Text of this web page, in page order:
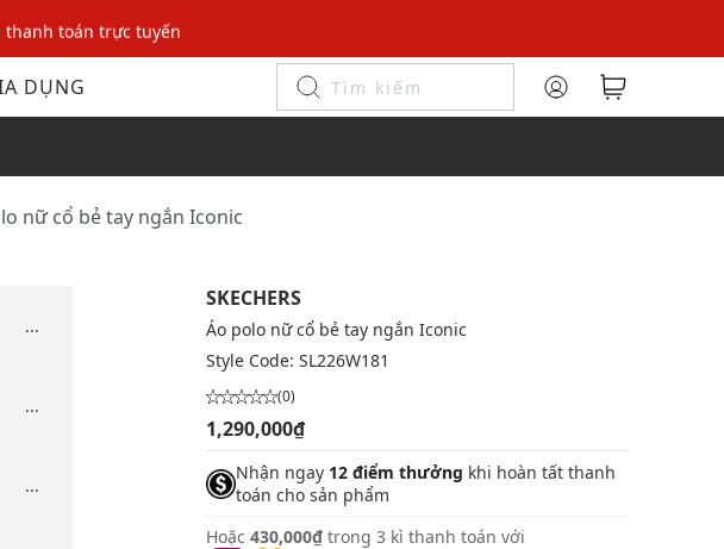
thanh toán trực tuyến
cho thành viên mới!
thanh toán trực tuyến
DỤNG
nữ cổ bẻ tay ngắn Iconic
...
...
...
SKECHERS
Áo polo nữ cổ bẻ tay ngắn Iconic
Style Code: SL226W181
(0)
1,290,000₫
Nhận ngay 12 điểm thưởng khi hoàn tất thanh
toán cho sản phẩm
Hoặc 430,000₫ trong 3 kì thanh toán với